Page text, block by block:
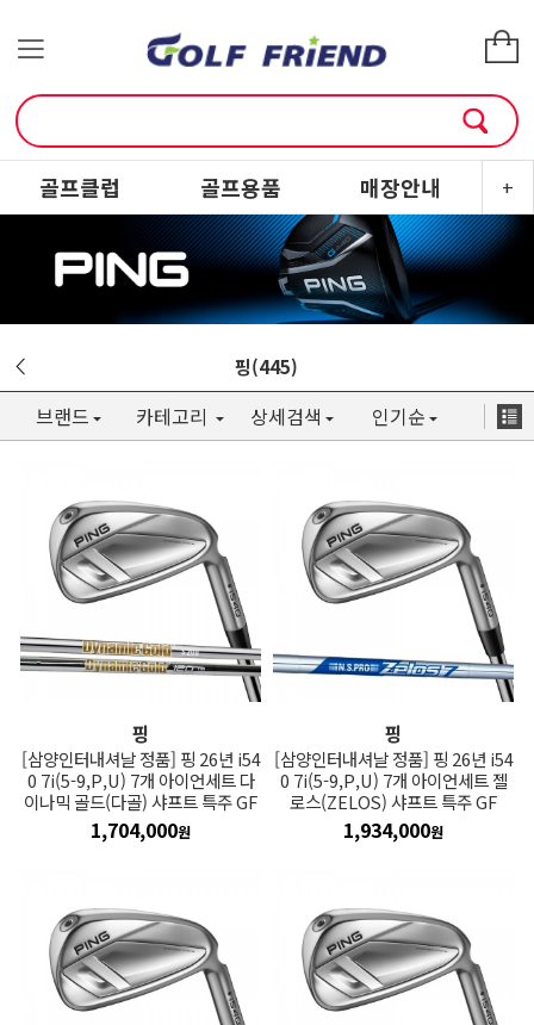
+
골프클럽 골프용품 매장안내 소
핑(445)
브랜드 카테고리 상세검색 인기순
핑
[삼양인터내셔날 정품] 핑 26년 i54
0 7i(5-9,P,U) 7개 아이언세트 다
이나믹 골드(다골) 샤프트 특주 GF
1,704,000원
핑
[삼양인터내셔날 정품] 핑 26년 i54
0 7i(5-9,P,U) 7개 아이언세트 젤
로스(ZELOS) 샤프트 특주 GF
1,934,000원